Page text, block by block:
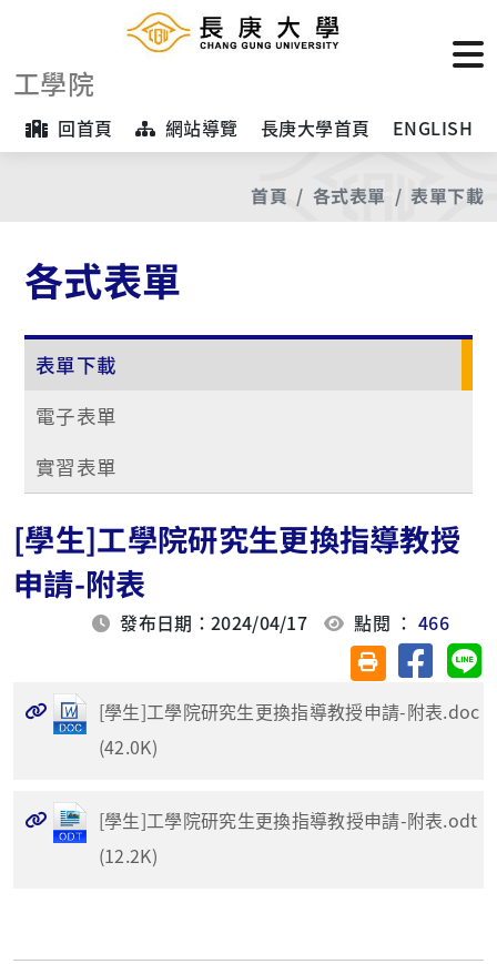
工學院
回首頁 網站導覽 長庚大學首頁 ENGLISH
首頁 各式表單 表單下載
各式表單
表單下載
電子表單
實習表單
[學生]工學院研究生更換指導教授
申請-附表
發布日期：2024/04/17 點閱 ：466
友善列印(另開視
分享至
[學生]工學院研究生更換指導教授申請-附表.doc
(42.0K)
[學生]工學院研究生更換指導教授申請-附表.odt
(12.2K)